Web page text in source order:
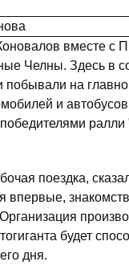
вместе
Челны. Здесь в
на
и
ралли
поездка,
впервые,
будет
дня.